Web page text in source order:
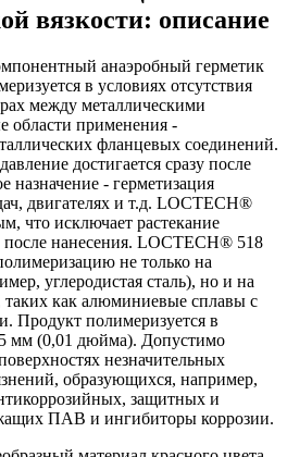
вязкости: описание
анаэробный герметик
в условиях отсутствия
между металлическими
области применения -
фланцевых соединений.
достигается сразу после
назначение - герметизация
двигателях и т.д. LOCTECH®
что исключает растекание
после нанесения. LOCTECH® 518
не только на
углеродистая сталь), но и на
таких как алюминиевые сплавы с
Продукт полимеризуется в
мм (0,01 дюйма). Допустимо
незначительных
образующихся, например,
защитных и
ПАВ и ингибиторы коррозии.